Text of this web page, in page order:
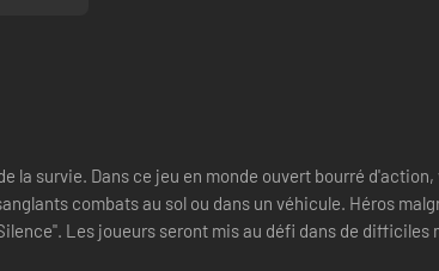
la survie. Dans ce jeu en monde ouvert bourré d'action,
combats au sol ou dans un véhicule. Héros
Les joueurs seront mis au défi dans de difficiles